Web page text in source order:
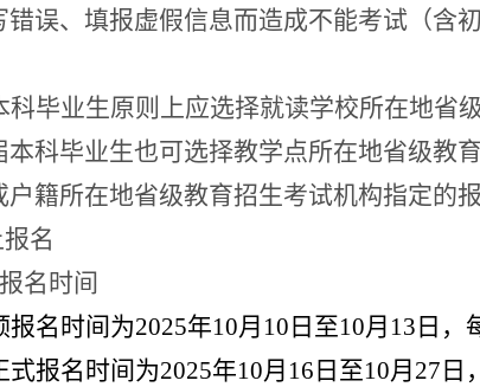
错误、填报虚假信息而造成不能考试（含
科毕业生原则上应选择就读学校所在地省
本科毕业生也可选择教学点所在地省级教
户籍所在地省级教育招生考试机构指定的
名
名时间
报名时间为2025年10月 10 日至10月 13 日，
式报名时间为2025年10月 16 日至10月 27 日